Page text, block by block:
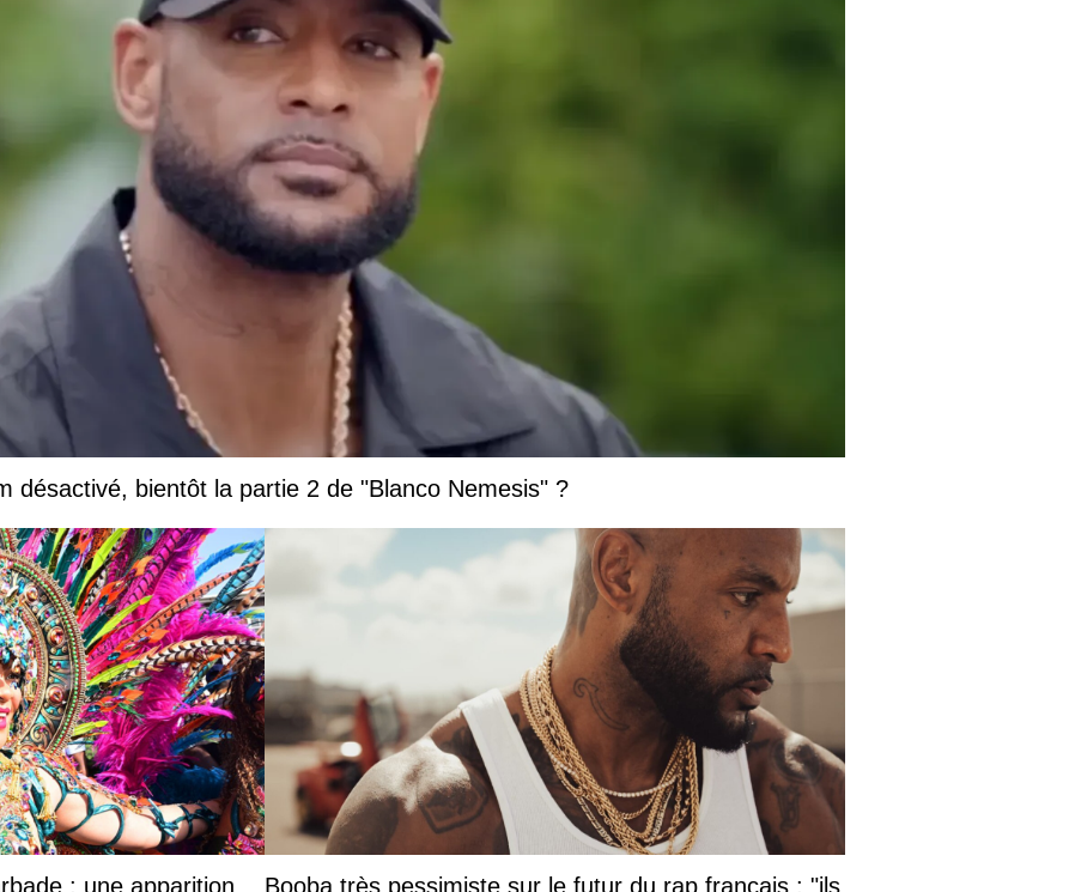
désactivé, bientôt la partie 2 de "Blanco Nemesis" ?
: une apparition
Booba très pessimiste sur le futur du rap français : "ils